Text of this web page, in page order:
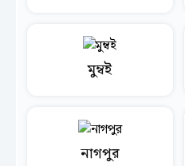
মুম্বই
নাগপুর